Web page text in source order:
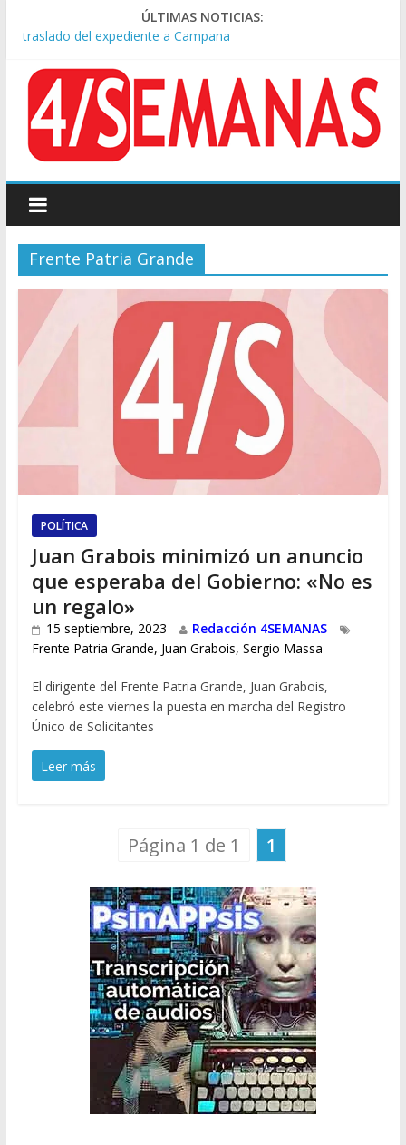
ÚLTIMAS NOTICIAS:
Causa AFA: el juez Amarante calificó de “ficción judicial” el
traslado del expediente a Campana
colectivo: siete heridos
Día de San Cayetano: masiva marcha a Plaza de Mayo de
sindicatos y organizaciones sociales
Pesar por la muerte de Leandro Rud, histórico representante
y conductor de TV
apuntó: “Vino un poco endiablada”
Frente Patria Grande
POLÍTICA
Juan Grabois minimizó un anuncio
que esperaba del Gobierno: «No es
un regalo»
15 septiembre, 2023
Redacción 4SEMANAS
Frente Patria Grande, Juan Grabois, Sergio Massa
El dirigente del Frente Patria Grande, Juan Grabois,
celebró este viernes la puesta en marcha del Registro
Único de Solicitantes
Leer más
Página 1 de 1 1